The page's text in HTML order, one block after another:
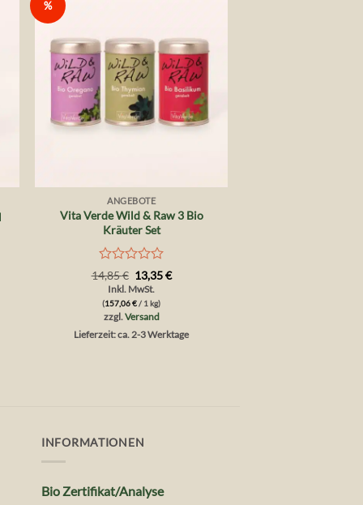
%
ANGEBOTE
Vita Verde Wild & Raw 3 Bio
Kräuter Set
Bewertet
mit
0
von
5
14,85€ Ursprünglicher
Preis
war:
14,85 €
13,35€Aktueller
Inkl. MwSt.
(157,06€/ 1 kg)
zzgl. Versand
Lieferzeit: ca. 2-3 Werktage
INFORMATIONEN
Bio Zertifikat/Analyse